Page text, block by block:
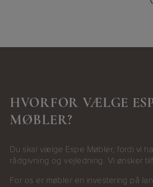
HVORFOR VÆLGE
MØBLER?
Du skal vælge Espe Møbler, fordi vi
rådgivning og vejledning. Vi ønsker
For os er møbler en investering på